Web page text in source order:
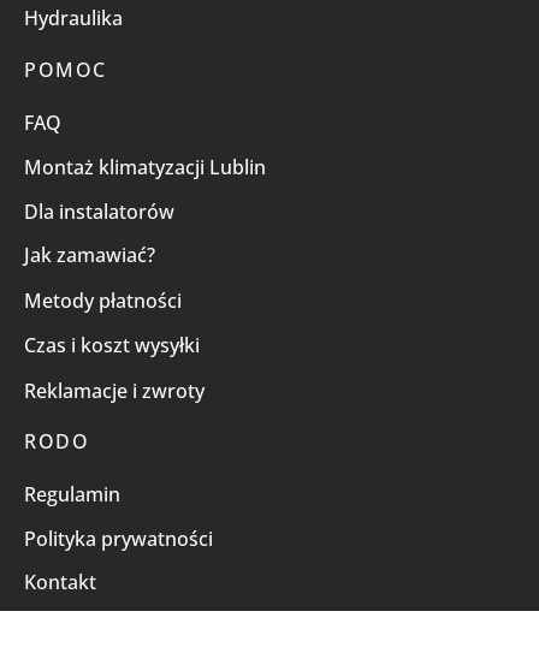
Hydraulika
POMOC
FAQ
Montaż klimatyzacji Lublin
Dla instalatorów
Jak zamawiać?
Metody płatności
Czas i koszt wysyłki
Reklamacje i zwroty
RODO
Regulamin
Polityka prywatności
Kontakt